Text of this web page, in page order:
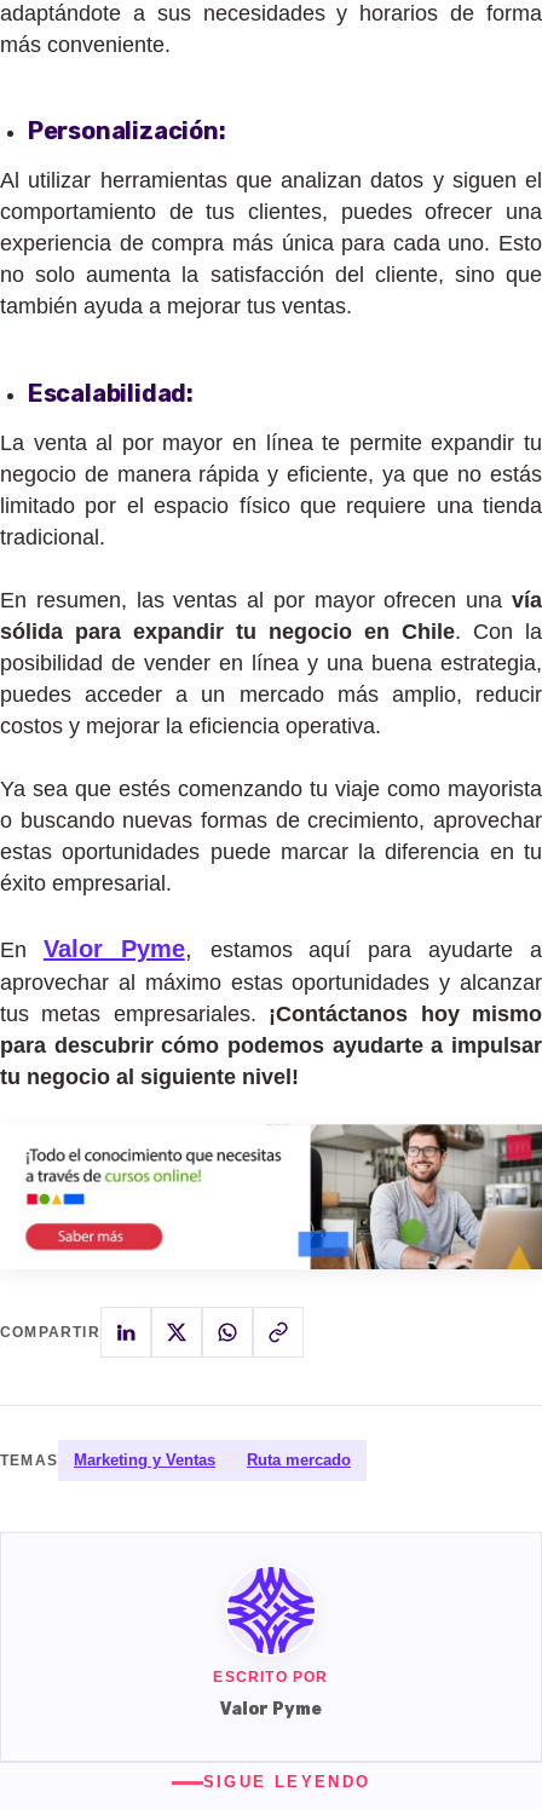
adaptándote a sus necesidades y horarios de forma
más conveniente.
Personalización:
Al utilizar herramientas que analizan datos y siguen el
comportamiento de tus clientes, puedes ofrecer una
experiencia de compra más única para cada uno. Esto
no solo aumenta la satisfacción del cliente, sino que
también ayuda a mejorar tus ventas.
Escalabilidad:
La venta al por mayor en línea te permite expandir tu
negocio de manera rápida y eficiente, ya que no estás
limitado por el espacio físico que requiere una tienda
tradicional.
En resumen, las ventas al por mayor ofrecen una vía
sólida para expandir tu negocio en Chile. Con la
posibilidad de vender en línea y una buena estrategia,
puedes acceder a un mercado más amplio, reducir
costos y mejorar la eficiencia operativa.
Ya sea que estés comenzando tu viaje como mayorista
o buscando nuevas formas de crecimiento, aprovechar
estas oportunidades puede marcar la diferencia en tu
éxito empresarial.
En Valor Pyme, estamos aquí para ayudarte a
aprovechar al máximo estas oportunidades y alcanzar
tus metas empresariales. ¡Contáctanos hoy mismo
para descubrir cómo podemos ayudarte a impulsar
tu negocio al siguiente nivel!
COMPARTIR
TEMAS Marketing y Ventas Ruta mercado
ESCRITO POR
Valor Pyme
SIGUE LEYENDO